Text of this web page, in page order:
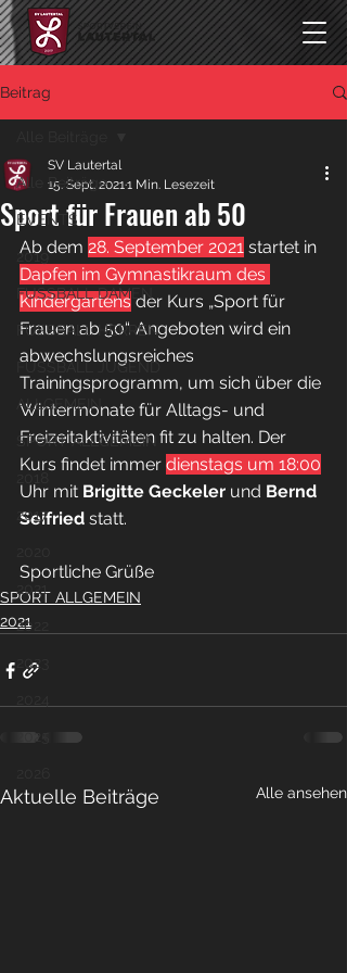
Beitrag
Alle Beiträge
EVENTS
2019
FUSSBALL DAMEN
FUSSBALL HERREN
FUSSBALL JUGEND
ALLGEMEIN
SPORT ALLGEMEIN
2017
2021
2022
2023
2025
Sport für Frauen ab 50
SV Lautertal
15. Sept. 20211 Min. Lesezeit
Ab dem 28. September 2021 startet in
Dapfen im Gymnastikraum des
Kindergartens der Kurs „Sport für
Frauen ab 50“. Angeboten wird ein
abwechslungsreiches
Trainingsprogramm, um sich über die
Wintermonate für Alltags- und
Freizeitaktivitäten fit zu halten. Der
Kurs findet immer dienstags um 18:00
Uhr mit Brigitte Geckeler und Bernd
Seifried statt.
Sportliche Grüße
SPORT ALLGEMEIN
2021
Aktuelle Beiträge Alle ansehen